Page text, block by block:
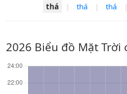
thá
| thá | thá |
2026 Biểu đồ Mặt Trời